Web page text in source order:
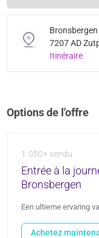
7207 AD
Itinéraire
Options de l'offre
1.050+ vendu
Entrée à la
Bronsbergen
Een ultieme ervaring
Achetez